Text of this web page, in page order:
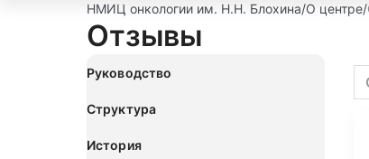
НМИЦ онкологии им. Н.Н. Блохина/О центре/
Отзывы
Руководство
Структура
История